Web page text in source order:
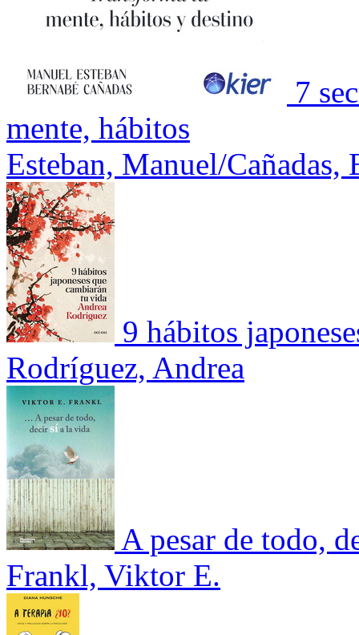
7
mente, hábitos
Esteban, Manuel/Cañadas,
9 hábitos
Rodríguez, Andrea
A pesar de todo,
Frankl, Viktor E.